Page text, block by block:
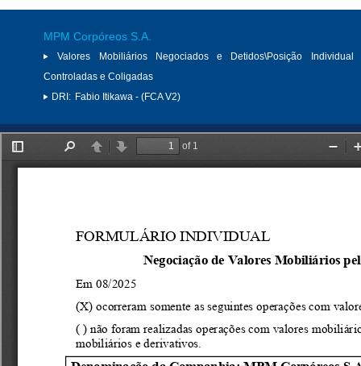
MPM Corpóreos S.A.
Valores Mobiliários Negociados e Detidos\Posição
Controladas e Coligadas
DRI: Fabio Itikawa - (FCA V2)